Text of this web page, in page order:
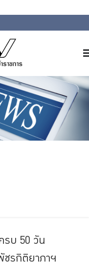
บ 50 วัน
ชรกิติยาภาฯ